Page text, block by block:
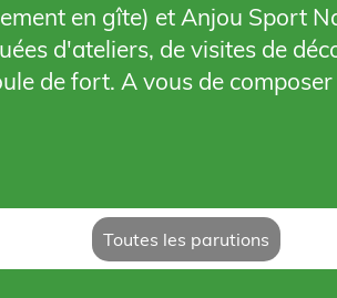
en gîte) et Anjou Sport
d'ateliers, de visites de
de fort. A vous de
Toutes les parutions